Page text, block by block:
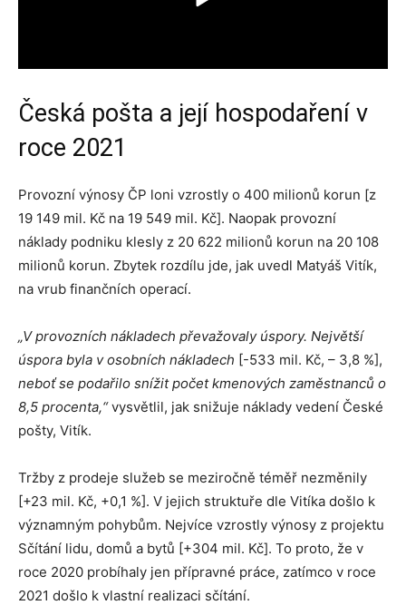
Česká pošta a její hospodaření v
roce 2021
Provozní výnosy ČP loni vzrostly o 400 milionů korun [z
19 149 mil. Kč na 19 549 mil. Kč]. Naopak provozní
náklady podniku klesly z 20 622 milionů korun na 20 108
milionů korun. Zbytek rozdílu jde, jak uvedl Matyáš Vitík,
na vrub finančních operací.
„V provozních nákladech převažovaly úspory. Největší
úspora byla v osobních nákladech [-533 mil. Kč, – 3,8 %],
neboť se podařilo snížit počet kmenových zaměstnanců o
8,5 procenta,“vysvětlil, jak snižuje náklady vedení České
pošty, Vitík.
Tržby z prodeje služeb se meziročně téměř nezměnily
[+23 mil. Kč, +0,1 %]. V jejich struktuře dle Vitíka došlo k
významným pohybům. Nejvíce vzrostly výnosy z projektu
Sčítání lidu, domů a bytů [+304 mil. Kč]. To proto, že v
roce 2020 probíhaly jen přípravné práce, zatímco v roce
2021 došlo k vlastní realizaci sčítání.